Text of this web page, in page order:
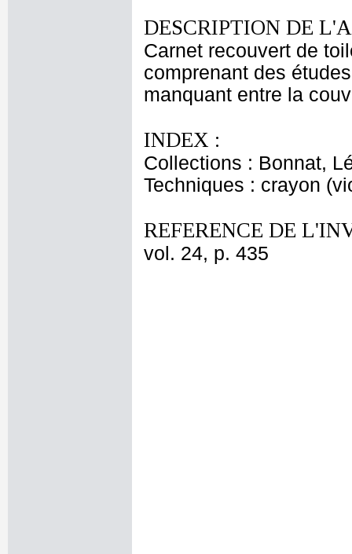
DESCRIPTION DE
Carnet recouvert de
comprenant des
manquant entre la
INDEX :
Collections : Bonnat,
Techniques : crayon
REFERENCE DE
vol. 24, p. 435